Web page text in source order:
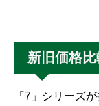
新旧価格
「7」シリーズ